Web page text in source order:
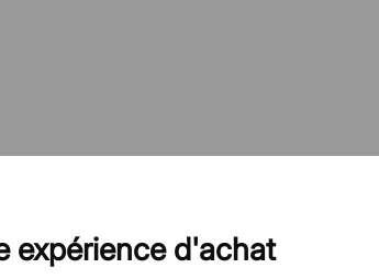
expérience d'achat